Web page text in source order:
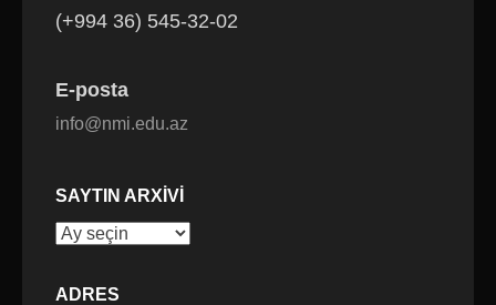
(+994 36) 545-32-02
E-posta
info@nmi.edu.az
SAYTIN ARXIVI
Saytın
ADRES